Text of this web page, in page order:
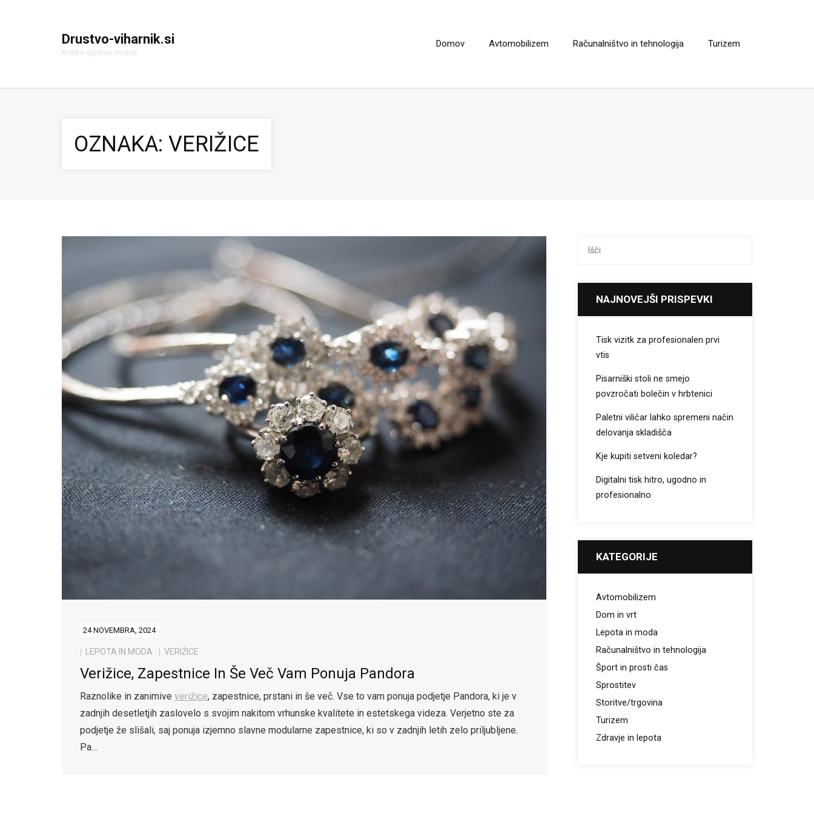
Drustvo-viharnik.si
Kratke spletne novice
Domov Avtomobilizem Računalništvo in tehnologija Turizem
OZNAKA: VERIŽICE
24 NOVEMBRA, 2024
LEPOTA IN MODA VERIŽICE
Verižice, Zapestnice In Še Več Vam Ponuja Pandora
Raznolike in zanimive verižice, zapestnice, prstani in še več. Vse to vam ponuja podjetje Pandora, ki je v
zadnjih desetletjih zaslovelo s svojim nakitom vrhunske kvalitete in estetskega videza. Verjetno ste za
podjetje že slišali, saj ponuja izjemno slavne modularne zapestnice, ki so v zadnjih letih zelo priljubljene.
Pa…
NAJNOVEJŠI PRISPEVKI
Tisk vizitk za profesionalen prvi
vtis
Pisarniški stoli ne smejo
povzročati bolečin v hrbtenici
Paletni viličar lahko spremeni način
delovanja skladišča
Kje kupiti setveni koledar?
Digitalni tisk hitro, ugodno in
profesionalno
KATEGORIJE
Avtomobilizem
Dom in vrt
Lepota in moda
Računalništvo in tehnologija
Šport in prosti čas
Sprostitev
Storitve/trgovina
Turizem
Zdravje in lepota